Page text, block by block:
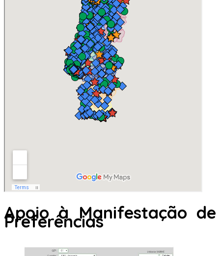
Apoio à Manifestação de
Preferências